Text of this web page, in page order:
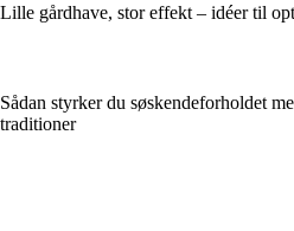
Lille gårdhave, stor effekt – idéer til
Sådan styrker du søskendeforholdet
traditioner